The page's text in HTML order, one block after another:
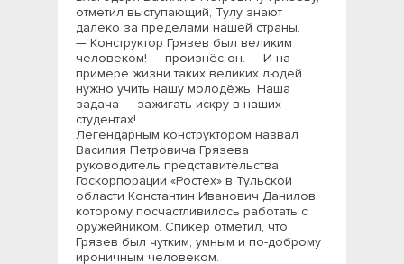
отметил выступающий, Тулу знают
далеко за пределами нашей страны.
— Конструктор Грязев был великим
человеком! — произнёс он. — И на
примере жизни таких великих людей
нужно учить нашу молодёжь. Наша
задача — зажигать искру в наших
студентах!
Легендарным конструктором назвал
Василия Петровича Грязева
руководитель представительства
Госкорпорации «Ростех» в Тульской
области Константин Иванович Данилов,
которому посчастливилось работать с
оружейником. Спикер отметил, что
Грязев был чутким, умным и по-доброму
ироничным человеком.